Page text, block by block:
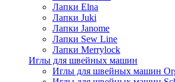
Лапки Elna
Лапки Juki
Лапки Janome
Лапки Sew Line
Лапки Merrylock
Иглы для швейных машин
Иглы для швейных машин